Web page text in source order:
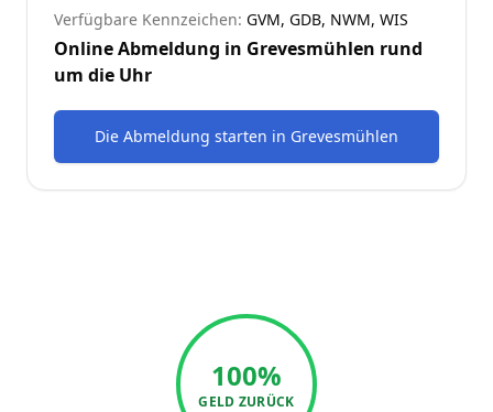
Verfügbare Kennzeichen: GVM, GDB, NWM, WIS
Online Abmeldung in Grevesmühlen rund
um die Uhr
Die Abmeldung starten in Grevesmühlen
100%
GELD ZURÜCK